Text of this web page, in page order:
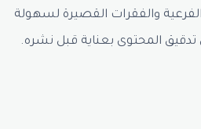
والفقرات القصيرة لسهولة
المحتوى بعناية قبل نشره.